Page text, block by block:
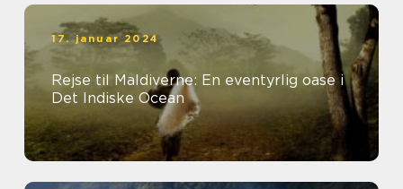
17. januar 2024
Rejse til Maldiverne: En eventyrlig oase i
Det Indiske Ocean